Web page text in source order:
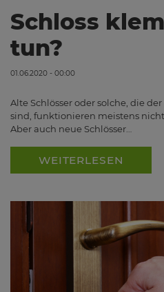
Schloss
tun?
01.06.2020 - 00:00
Alte Schlösser oder solche, die
sind, funktionieren meistens
Aber auch neue Schlösser…
WEITERLESEN